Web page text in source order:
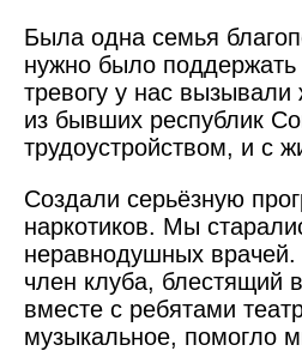
Была одна семья
нужно было
тревогу у нас
из бывших республик
трудоустройством, и с
Создали серьёзную
наркотиков. Мы
неравнодушных
член клуба, блестящий
вместе с ребятами
музыкальное, помогло